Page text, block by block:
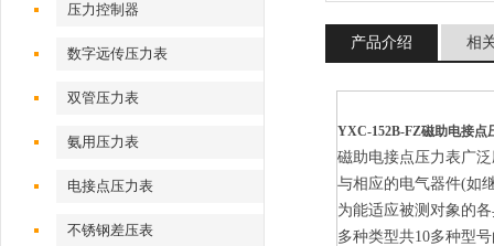
压力控制器
数字远传压力表
双管压力表
氨用压力表
电接点压力表
不锈钢差压表
产品介绍 相
YXC-152B-FZ磁助电接点
磁助电接点压力表广
与相应的电气器件(如
为能适应被测对象的
多种类型共10多种型